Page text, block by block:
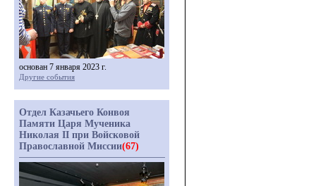
основан 7 января 2023 г.
Другие события
Отдел Казачьего Конвоя
Памяти Царя Мученика
Николая II при Войсковой
Православной Миссии(67)